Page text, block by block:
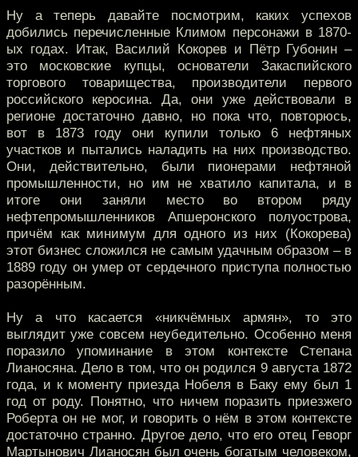
Ну а теперь давайте посмотрим, каких успехов
добились перечисленные Климом персонажи в 1870-
ых годах. Итак, Василий Кокорев и Пётр Губонин –
это московские купцы, основатели Закаспийского
торгового товарищества, производители первого
российского керосина. Да, они уже действовали в
регионе достаточно давно, но пока что, повторюсь,
вот в 1873 году они купили только 6 нефтяных
участков и пытались наладить на них производство.
Они, действительно, были пионерами нефтяной
промышленности, но им не хватило капитала, и в
итоге они заняли место во втором ряду
нефтепромышленников Апшеронского полуострова,
причём как минимум для одного из них (Кокорева)
этот бизнес сложился не самым удачным образом – в
1889 году он умер от сердечного приступа полностью
разорённым.
Ну а что касается «никчёмных армян», то это
выглядит уже совсем неубедительно. Особенно меня
поразило упоминание в этом контексте Степана
Лианосяна. Дело в том, что он родился 9 августа 1872
года, и к моменту приезда Нобеля в Баку ему был 1
год от роду. Понятно, что ничем поразить приезжего
Роберта он не мог, и говорить о нём в этом контексте
достаточно странно. Другое дело, что его отец Геворг
Мартынович Лианосян был очень богатым человеком,